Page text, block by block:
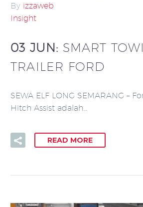
By izzaweb
Insight
03 JUN: SMART
TRAILER FORD
SEWA ELF LONG SEMARANG –
Hitch Assist adalah…
READ MORE